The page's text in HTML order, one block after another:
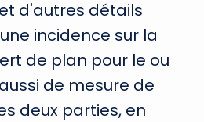
d'autres détails
incidence sur la
de plan pour le ou
de mesure de
deux parties, en